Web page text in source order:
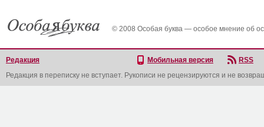
© 2008 Особая буква — особое мнение об
Редакция Мобильная версия
RSS
Редакция в переписку не вступает. Рукописи не рецензируются и не